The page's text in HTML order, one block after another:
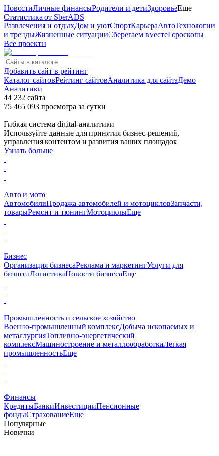
НовостиЛичные финансыРодители и детиЗдоровьеЕще
Статистика от SberADS
Развлечения и отдыхДом и уютСпортКарьераАвтоТехнологии
и трендыЖизненные ситуацииСберегаем вместеГороскопы
Все проекты
Добавить сайт в рейтинг
Каталог сайтовРейтинг сайтовАналитика для сайтаДемо
Аналитики
44 232 сайта
75 465 093 просмотра за сутки
Гибкая система digital-аналитики
Используйте данные для принятия бизнес-решений,
управления контентом и развития ваших площадок
Узнать больше
Авто и мото
АвтомобилиПродажа автомобилей и мотоцикловЗапчасти,
товарыРемонт и тюнингМотоциклыЕще
Бизнес
Организация бизнесаРеклама и маркетингУслуги для
бизнесаЛогистикаНовости бизнесаЕще
Промышленность и сельское хозяйство
Военно-промышленный комплексДобыча ископаемых и
металлургияТопливно-энергетический
комплексМашиностроение и металлообработкаЛегкая
промышленностьЕще
Финансы
КредитыБанкиИнвестицииПенсионные
фондыСтрахованиеЕще
Популярные
Новички